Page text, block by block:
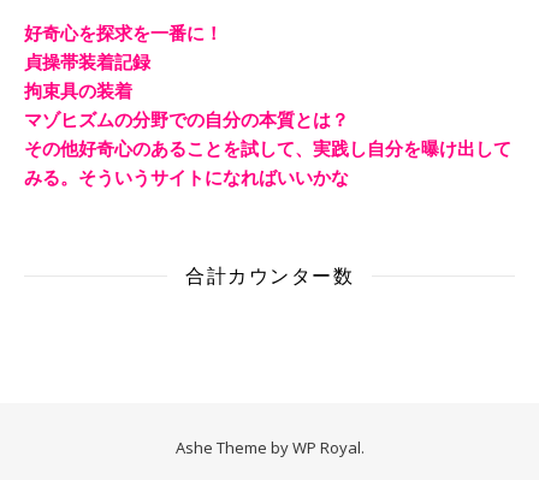
好奇心を探求を一番に！
貞操帯装着記録
拘束具の装着
マゾヒズムの分野での自分の本質とは？
その他好奇心のあることを試して、実践し自分を曝け出して
みる。そういうサイトになればいいかな
合計カウンター数
Ashe Theme byWP Royal.